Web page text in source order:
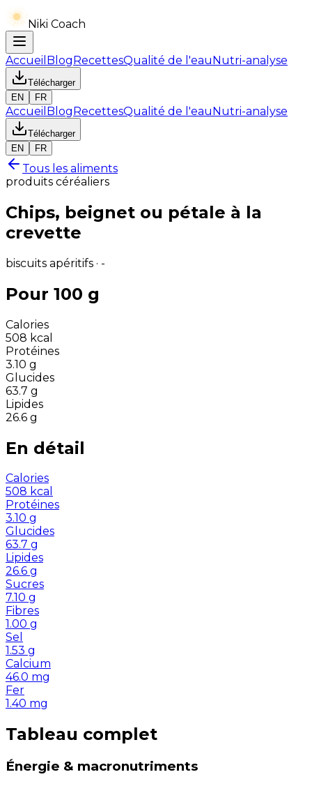
Niki Coach
Accueil BlogRecettesQualité de l'eauNutri-analyse
Télécharger
EN
FR
Accueil BlogRecettesQualité de l'eauNutri-analyse
Télécharger
EN
FR
Tous les aliments
produits céréaliers
Chips, beignet ou pétale à la
crevette
biscuits apéritifs · -
Pour 100 g
Calories
508 kcal
Protéines
3.10 g
Glucides
63.7 g
Lipides
26.6 g
En détail
Calories
508 kcal
Protéines
3.10 g
Glucides
63.7 g
Lipides
26.6 g
Sucres
7.10 g
Fibres
1.00 g
Sel
1.53 g
Calcium
46.0 mg
Fer
1.40 mg
Tableau complet
Énergie & macronutriments